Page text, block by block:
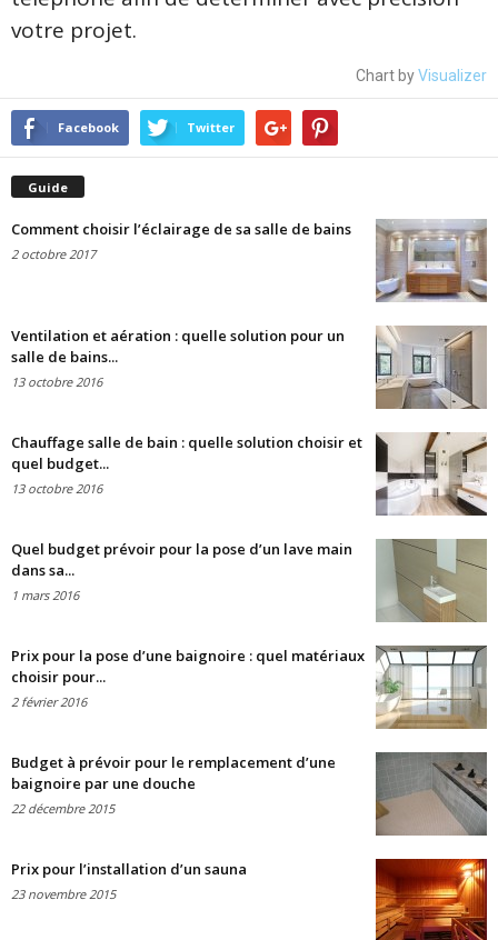
votre projet.
Chart byVisualizer
Facebook Twitter
Guide
Comment choisir l’éclairage de sa salle de bains
2 octobre 2017
Ventilation et aération : quelle solution pour un
salle de bains...
13 octobre 2016
Chauffage salle de bain : quelle solution choisir et
quel budget...
13 octobre 2016
Quel budget prévoir pour la pose d’un lave main
dans sa...
1 mars 2016
Prix pour la pose d’une baignoire : quel matériaux
choisir pour...
2 février 2016
Budget à prévoir pour le remplacement d’une
baignoire par une douche
22 décembre 2015
Prix pour l’installation d’un sauna
23 novembre 2015